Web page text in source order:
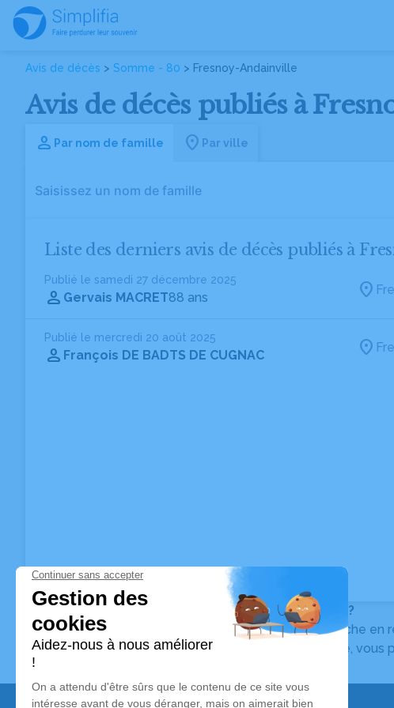
Avis de décès > Somme - 80 > Fresnoy-Andainville
Avis de décès publiés à
Par nom de famille Par ville
Liste des derniers avis de décès publiés à
Publié le samedi 27 décembre 2025
Gervais MACRET88 ans
Publié le mercredi 20 août 2025
François DE BADTS DE CUGNAC
Vous ne trouvez pas l’avis de décès recherché ?
Pour affiner votre recherche, utilisez la barre de recherche
Pour toute question relative au fonctionnement du site,